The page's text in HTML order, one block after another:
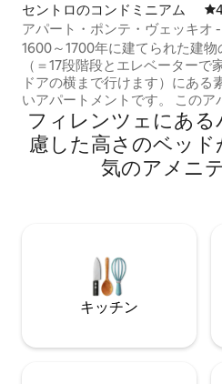
セントロのコンドミニアム レ
アパート・ポンテ・ヴェッキオ
の中心に位置
1600～1700年に建てられた建物
（＝17段階段とエレベーターで
ドアの横まで行けます）にある
いアパートメントです。 このアパート
は、2014年に全面改装されまし
の1600～1700年のオリジナル
はすべて保存されています。 美
コニーと窓からは、有名なポル
ンフォートを備え、上品に装飾
全に修復されました（フレスコ
ト内の内壁には、修復されてい
フィレンツェの歴史を体験した
フィレンツェにあ
慮した高さのベッ
気のアメニ
キッチン